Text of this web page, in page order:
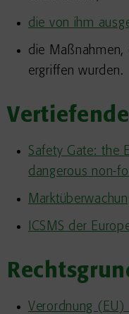
die von ihm
die Maßnahmen,
ergriffen wurden.
Safety Gate: the
dangerous non-
ICSMS der
Verordnung